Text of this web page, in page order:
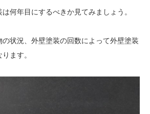
何年目にするべきか見てみましょう。
状況、外壁塗装の回数によって外壁塗装
ます。